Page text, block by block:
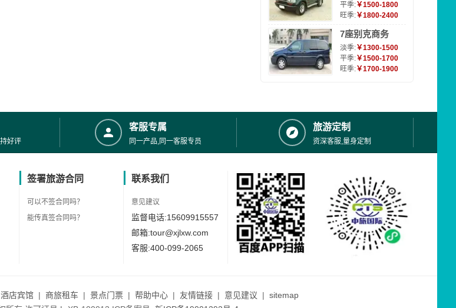
平季:￥1500-1800
旺季:￥1800-2400
7座别克商务
淡季:￥1300-1500
平季:￥1500-1700
旺季:￥1700-1900
好评
客服专属
同一产品,同一客服专员
旅游定制
资深客服,量身定制
签署旅游合同
可以不签合同吗？
能传真签合同吗？
联系我们
意见建议
监督电话:15609915557
邮箱:tour@xjlxw.com
客服:400-099-2065
酒店宾馆 | 商旅租车 | 景点门票 | 帮助中心 | 友情链接 | 意见建议 | sitemap